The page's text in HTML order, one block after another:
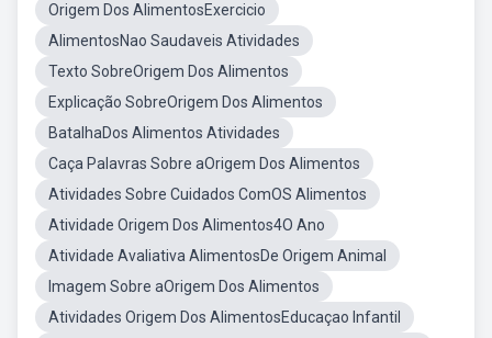
Origem Dos AlimentosExercicio
AlimentosNao Saudaveis Atividades
Texto SobreOrigem Dos Alimentos
Explicação SobreOrigem Dos Alimentos
BatalhaDos Alimentos Atividades
Caça Palavras Sobre aOrigem Dos Alimentos
Atividades Sobre Cuidados ComOS Alimentos
Atividade Origem Dos Alimentos4O Ano
Atividade Avaliativa AlimentosDe Origem Animal
Imagem Sobre aOrigem Dos Alimentos
Atividades Origem Dos AlimentosEducaçao Infantil